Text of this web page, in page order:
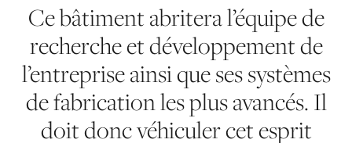
Ce bâtiment abritera l’équipe de
recherche et développement de
l’entreprise ainsi que ses systèmes
de fabrication les plus avancés. Il
doit donc véhiculer cet esprit